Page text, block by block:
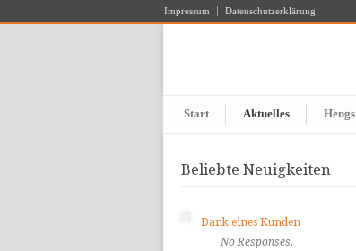
Impressum Datenschutzerklärung
Start Aktuelles
Beliebte Neuigkeiten
Dank eines Kunden
No Responses.